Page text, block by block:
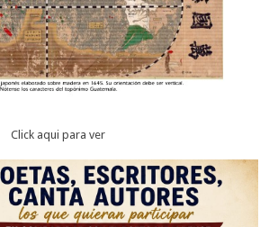
Click aqui para ver